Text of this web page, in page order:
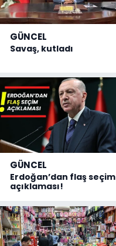
GÜNCEL
Savaş, kutladı
GÜNCEL
Erdoğan’dan flaş seçim
açıklaması!